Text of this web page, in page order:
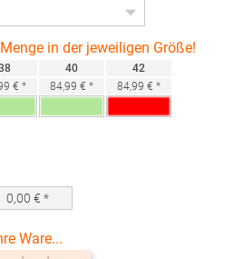
in der jeweiligen Größe!
€ *
40
84,99 € *
42
84,99 € *
0,00 € *
Ware...